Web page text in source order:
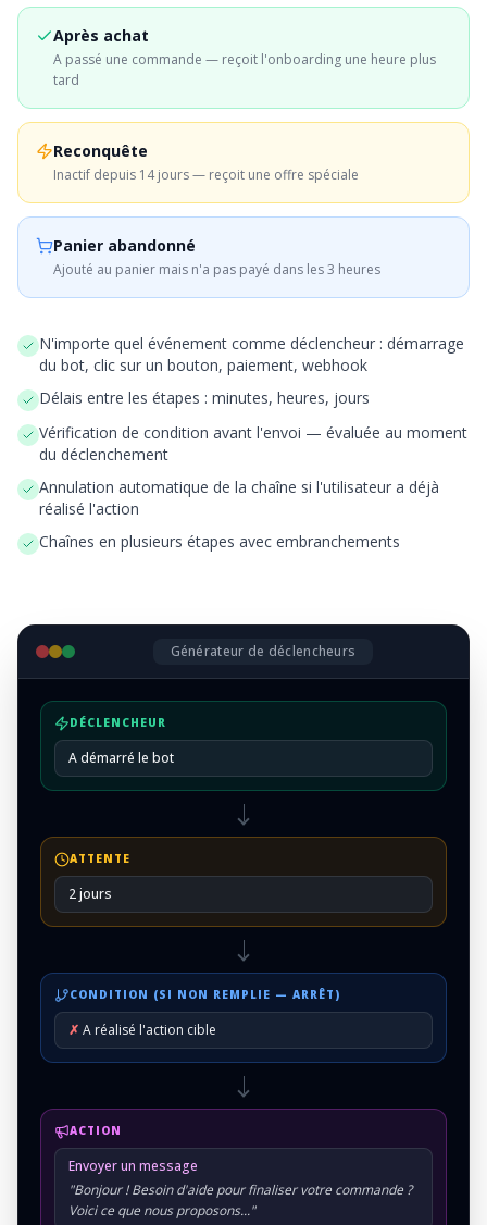
Après achat
A passé une commande — reçoit l'onboarding une heure plus
tard
Reconquête
Inactif depuis 14 jours — reçoit une offre spéciale
Panier abandonné
Ajouté au panier mais n'a pas payé dans les 3 heures
N'importe quel événement comme déclencheur : démarrage
du bot, clic sur un bouton, paiement, webhook
Délais entre les étapes : minutes, heures, jours
Vérification de condition avant l'envoi — évaluée au moment
du déclenchement
Annulation automatique de la chaîne si l'utilisateur a déjà
réalisé l'action
Chaînes en plusieurs étapes avec embranchements
Générateur de déclencheurs
DÉCLENCHEUR
A démarré le bot
ATTENTE
2 jours
CONDITION (SI NON REMPLIE — ARRÊT)
✗ A réalisé l'action cible
ACTION
Envoyer un message
"Bonjour ! Besoin d'aide pour finaliser votre commande ?
Voici ce que nous proposons..."